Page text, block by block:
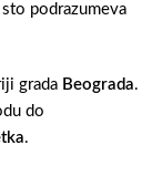
podrazumeva
grada Beograda.
do
.